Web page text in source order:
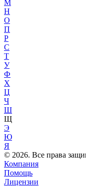
М
Н
О
П
Р
С
Т
У
Ф
Х
Ц
Ч
Ш
Щ
Э
Ю
Я
© 2026. Все права
Компания
Помощь
Лицензии